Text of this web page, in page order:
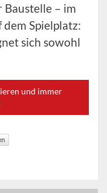
– im
Spielplatz:
sich sowohl
und immer